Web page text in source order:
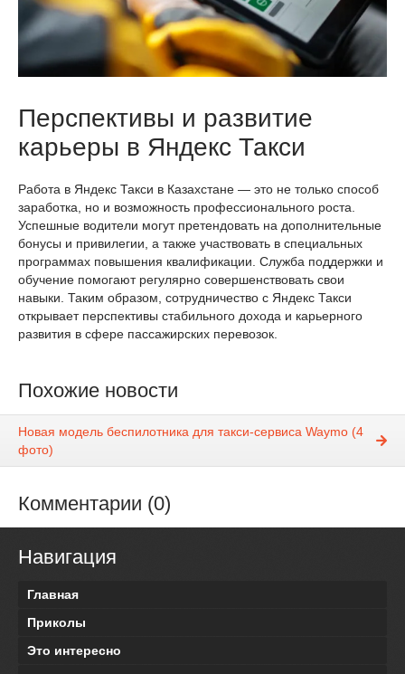
Перспективы и развитие
карьеры в Яндекс Такси
Работа в Яндекс Такси в Казахстане — это не только способ
заработка, но и возможность профессионального роста.
Успешные водители могут претендовать на дополнительные
бонусы и привилегии, а также участвовать в специальных
программах повышения квалификации. Служба поддержки и
обучение помогают регулярно совершенствовать свои
навыки. Таким образом, сотрудничество с Яндекс Такси
открывает перспективы стабильного дохода и карьерного
развития в сфере пассажирских перевозок.
Похожие новости
Новая модель беспилотника для такси-сервиса Waymo (4
фото)
Комментарии (0)
Навигация
Главная
Приколы
Это интересно